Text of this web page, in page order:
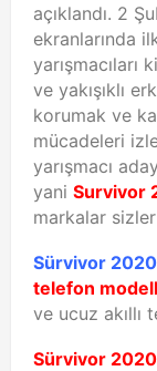
açıklandı. 2
ekranlarında
yarışmacıları
ve yakışıklı
korumak ve
mücadeleri
yarışmacı
yani Survivor
markalar
Sürvivor 2020
telefon
ve ucuz akıllı
Sürvivor 2020